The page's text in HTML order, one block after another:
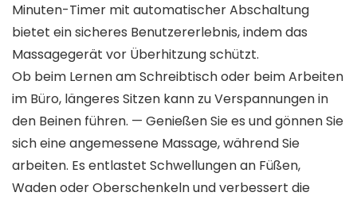
Minuten-Timer mit automatischer Abschaltung
bietet ein sicheres Benutzererlebnis, indem das
Massagegerät vor Überhitzung schützt.
Ob beim Lernen am Schreibtisch oder beim Arbeiten
im Büro, längeres Sitzen kann zu Verspannungen in
den Beinen führen. — Genießen Sie es und gönnen Sie
sich eine angemessene Massage, während Sie
arbeiten. Es entlastet Schwellungen an Füßen,
Waden oder Oberschenkeln und verbessert die